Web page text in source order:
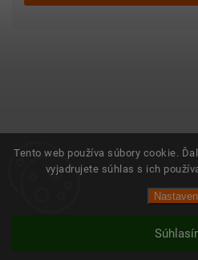
Tento web používa súbory cookie.
vyjadrujete súhlas s ich
Copyright